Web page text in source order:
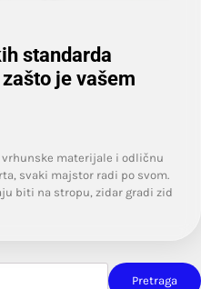
standarda
je vašem
materijale i odličnu
svaki majstor radi po svom.
biti na stropu, zidar gradi zid
Pretraga